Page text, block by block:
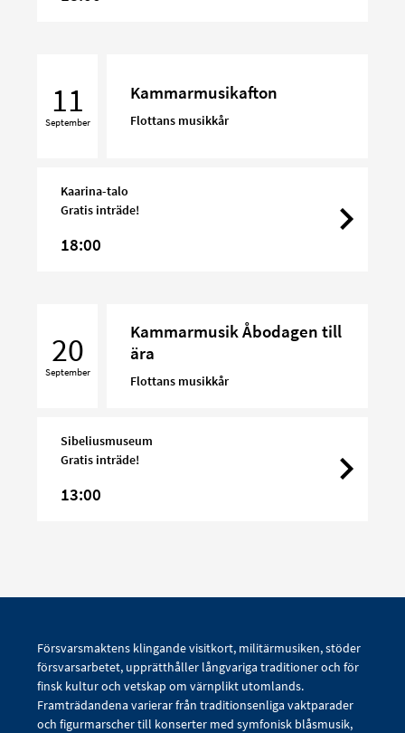
11
September
Kammarmusikafton
Flottans musikkår
Kaarina-talo
Gratis inträde!
18:00
ära
20
September
Kammarmusik Åbodagen till
ära
Flottans musikkår
Sibeliusmuseum
Gratis inträde!
13:00
Försvarsmaktens klingande visitkort, militärmusiken, stöder
försvarsarbetet, upprätthåller långvariga traditioner och för
finsk kultur och vetskap om värnplikt utomlands.
Framträdandena varierar från traditionsenliga vaktparader
och figurmarscher till konserter med symfonisk blåsmusik,